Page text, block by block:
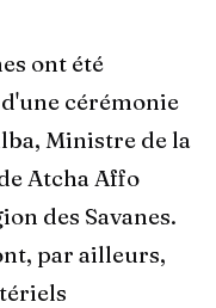
ont été
cérémonie
Ministre de la
Atcha Affo
des Savanes.
par ailleurs,